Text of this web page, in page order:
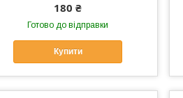
180 ₴
Готово до відправки
Купити